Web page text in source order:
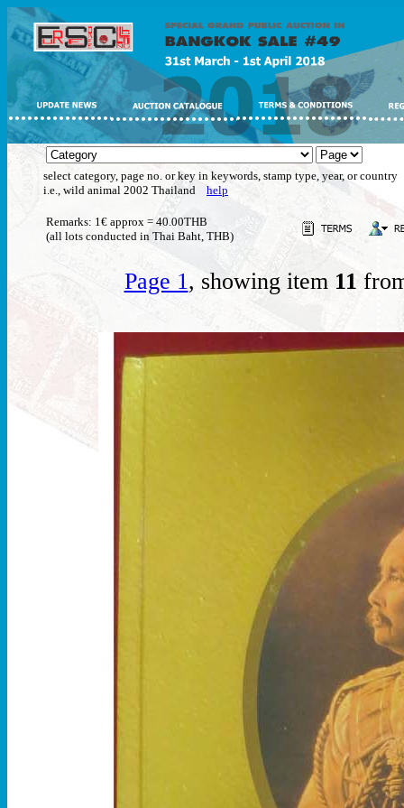
select category, page no. or key in keywords, stamp type, year, or country
i.e., wild animal 2002 Thailand help
Remarks: 1€ approx = 40.00THB
(all lots conducted in Thai Baht, THB)
Page 1, showing item 11